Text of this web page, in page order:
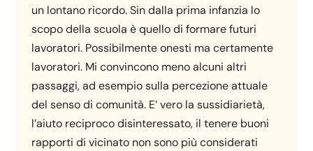
un lontano ricordo. Sin dalla prima infanzia lo
scopo della scuola è quello di formare futuri
lavoratori. Possibilmente onesti ma certamente
lavoratori. Mi convincono meno alcuni altri
passaggi, ad esempio sulla percezione attuale
del senso di comunità. E’ vero la sussidiarietà,
l’aiuto reciproco disinteressato, il tenere buoni
rapporti di vicinato non sono più considerati